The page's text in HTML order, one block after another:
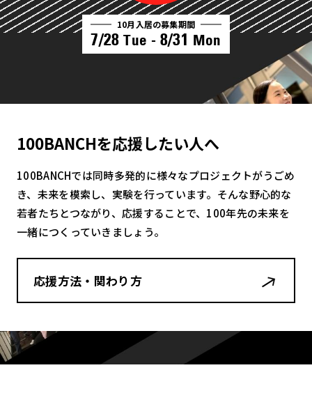
10月入居の募集期間
7/28 Tue - 8/31 Mon
100BANCHを応援したい人へ
100BANCHでは同時多発的に様々なプロジェクトがうごめ
き、未来を模索し、実験を行っています。そんな野心的な
若者たちとつながり、応援することで、100年先の未来を
一緒につくっていきましょう。
応援方法・関わり方